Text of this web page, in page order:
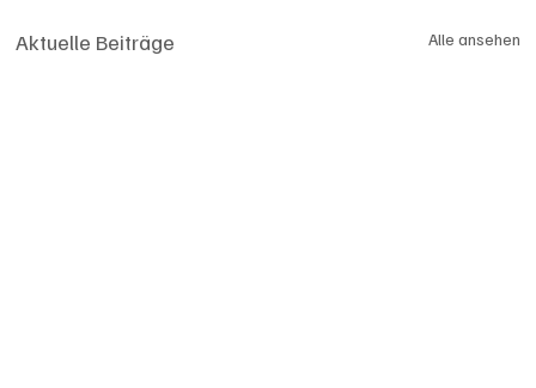
Aktuelle Beiträge Alle ansehen